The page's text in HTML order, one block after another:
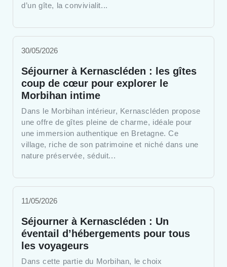
d’un gîte, la convivialit...
30/05/2026
Séjourner à Kernascléden : les gîtes
coup de cœur pour explorer le
Morbihan intime
Dans le Morbihan intérieur, Kernascléden propose
une offre de gîtes pleine de charme, idéale pour
une immersion authentique en Bretagne. Ce
village, riche de son patrimoine et niché dans une
nature préservée, séduit...
11/05/2026
Séjourner à Kernascléden : Un
éventail d’hébergements pour tous
les voyageurs
Dans cette partie du Morbihan, le choix